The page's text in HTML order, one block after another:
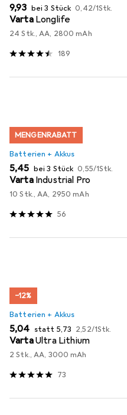
EUR
9,93 bei 3 Stück EUR
0,42/1Stk.
Varta Longlife
24 Stk., AA, 2800 mAh
189
MENGENRABATT
Batterien + Akkus
EUR
5,45 bei 3 Stück EUR
0,55/1Stk.
Varta Industrial Pro
10 Stk., AA, 2950 mAh
56
−12%
Batterien + Akkus
EUR
5,04 statt EUR
5,73 EUR
2,52/1Stk.
VartaUltra Lithium
2 Stk., AA, 3000 mAh
73